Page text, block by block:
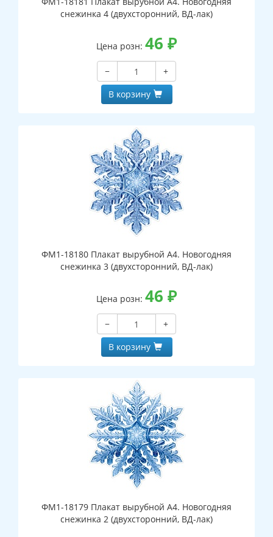
снежинка 4 (двухсторонний, ВД-лак)
Цена розн: 46 ₽
−
+
В корзину
ФМ1-18180 Плакат вырубной А4. Новогодняя
снежинка 3 (двухсторонний, ВД-лак)
Цена розн: 46 ₽
−
+
В корзину
ФМ1-18179 Плакат вырубной А4. Новогодняя
снежинка 2 (двухсторонний, ВД-лак)